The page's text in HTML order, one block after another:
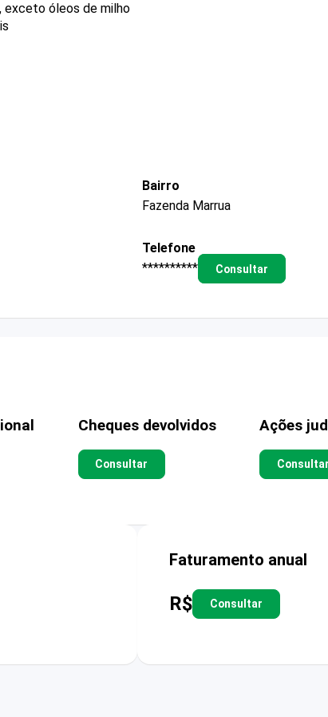
exceto óleos de milho
Bairro
Fazenda Marrua
Telefone
**********
Consultar
Cheques devolvidos
Consultar
Ações
Consultar
Faturamento anual
R$ Consultar